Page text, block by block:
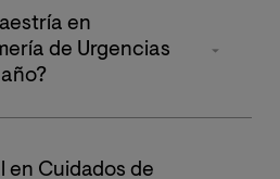
es oficial y reconocida en
su publicación en el Registro
y Títulos (RUCT) del
y Formación Profesional del
el siguienteenlace.
en
de Urgencias
en Cuidados de